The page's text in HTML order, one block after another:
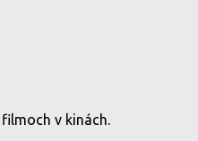
v kinách.